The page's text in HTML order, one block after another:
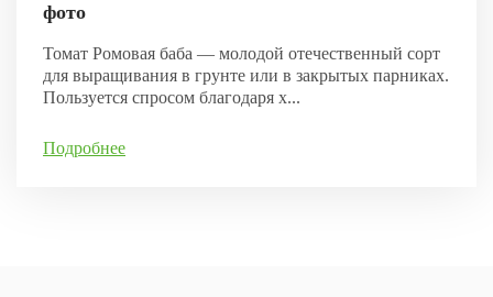
фото
Томат Ромовая баба — молодой отечественный сорт
для выращивания в грунте или в закрытых парниках.
Пользуется спросом благодаря х...
Подробнее